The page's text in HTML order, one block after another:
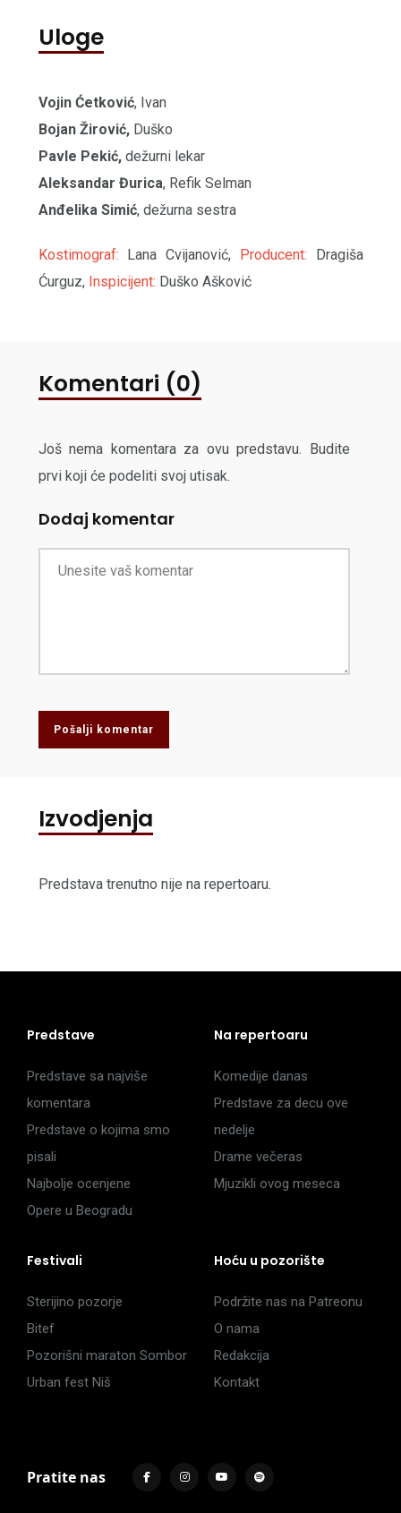
Uloge
Vojin Ćetković, Ivan
Bojan Žirović,Duško
Pavle Pekić,dežurni lekar
Aleksandar Đurica, Refik Selman
Anđelika Simić, dežurna sestra
Kostimograf: Lana Cvijanović, Producent:
Dragiša
Ćurguz,Inspicijent: Duško Ašković
Komentari (0)
Još nema komentara za ovu predstavu. Budite
prvi koji će podeliti svoj utisak.
Dodaj komentar
Pošalji komentar
Izvodjenja
Predstava trenutno nije na repertoaru.
Predstave
Predstave sa najviše
komentara
Predstave o kojima smo
pisali
Najbolje ocenjene
Opere u Beogradu
Na repertoaru
Komedije danas
Predstave za decu ove
nedelje
Drame večeras
Mjuzikli ovog meseca
Festivali
Sterijino pozorje
Bitef
Pozorišni maraton Sombor
Urban fest Niš
Hoću u pozorište
Podržite nas na Patreonu
O nama
Redakcija
Kontakt
Pratite nas